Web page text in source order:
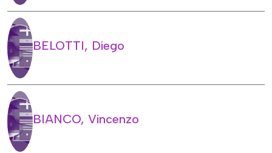
BELOTTI, Diego
BIANCO, Vincenzo